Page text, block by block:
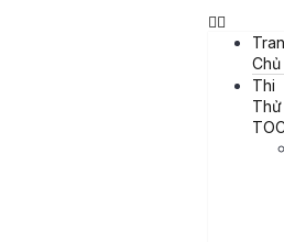
Chủ
Thi
Thử
【SONG
金：成功的關
luật là vàng:
khóa của
I. Đoạn văn 紀律如金：成功的關鍵
個人成功的重要因素。無論是在學業
的紀律能夠幫助我們達成目標，實現